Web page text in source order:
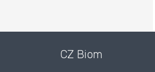
CZ Biom